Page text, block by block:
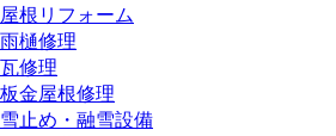
屋根リフォーム
雨樋修理
瓦修理
板金屋根修理
雪止め・融雪設備